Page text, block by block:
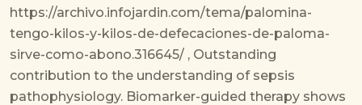
https://archivo.infojardin.com/tema/palomina-
tengo-kilos-y-kilos-de-defecaciones-de-paloma-
sirve-como-abono.316645/ , Outstanding
contribution to the understanding of sepsis
pathophysiology. Biomarker-guided therapy shows